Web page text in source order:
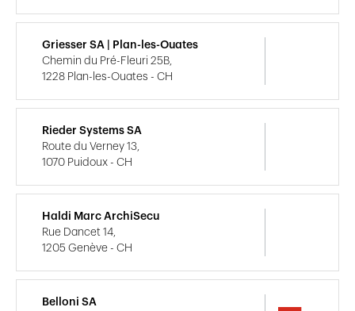
Griesser SA | Plan-les-Ouates
Chemin du Pré-Fleuri 25B,
1228 Plan-les-Ouates - CH
Rieder Systems SA
Route du Verney 13,
1070 Puidoux - CH
Haldi Marc ArchiSecu
Rue Dancet 14,
1205 Genève - CH
Belloni SA